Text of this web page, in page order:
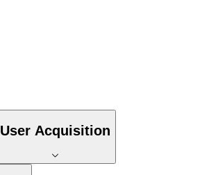
User Acquisition